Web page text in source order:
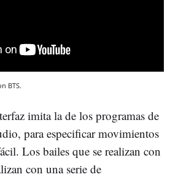
BTS.
imita la de los programas de
para especificar movimientos
Los bailes que se realizan con
con una serie de